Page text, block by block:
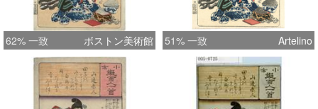
62% 一致 ボストン美術館 51% 一致 Artelino